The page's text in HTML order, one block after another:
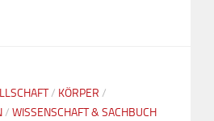
/ KÖRPER /
/ WISSENSCHAFT & SACHBUCH